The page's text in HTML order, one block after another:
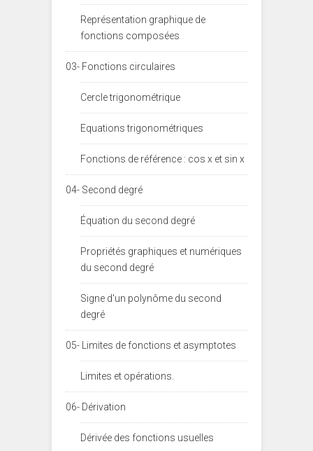
Représentation graphique de
fonctions composées
03- Fonctions circulaires
Cercle trigonométrique
Equations trigonométriques
Fonctions de référence : cos x et sin x
04- Second degré
Équation du second degré
Propriétés graphiques et numériques
du second degré
Signe d'un polynôme du second
degré
05- Limites de fonctions et asymptotes
Limites et opérations.
06- Dérivation
Dérivée des fonctions usuelles